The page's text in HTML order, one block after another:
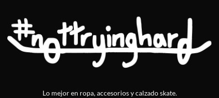
Lo mejor en ropa, accesorios y calzado skate.